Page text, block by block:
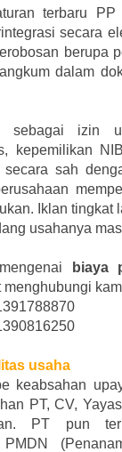
terbaru
secara
berupa
dalam
sebagai izin
kepemilikan
secara sah
Iklan tingkat
usahanya
biaya
menghubungi
usaha
keabsahan
PT, CV,
PT pun